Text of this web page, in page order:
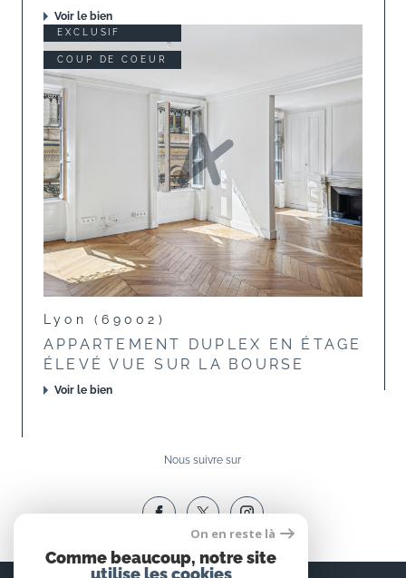
Voir le bien
EXCLUSIF
COUP DE COEUR
Lyon (69002)
APPARTEMENT DUPLEX EN ÉTAGE
ÉLEVÉ VUE SUR LA BOURSE
Voir le bien
Nous suivre sur
On en reste là
Comme beaucoup, notre site
utilise les cookies